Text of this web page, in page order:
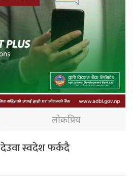
लोकप्रिय
देउवा स्वदेश फर्कदै